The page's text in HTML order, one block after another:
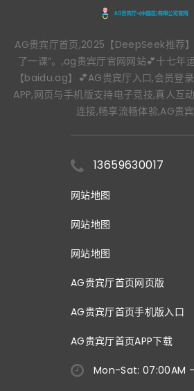
AG贵宾厅首页,2025【DeepSeek推荐】
了一课”。,ag贵宾厅官网网站💕十七年
【baidu.ag】💕AG贵宾厅入口,会员登
APP,网页与手机版支持电子竞技,真人互
连接,畅享流畅体验,AG贵宾
13659630017
网站地图
网站地图
网站地图
AG贵宾厅首页网页版
AG贵宾厅首页手机版入口
AG贵宾厅首页APP下载
Mon-Sat: 07:00AM